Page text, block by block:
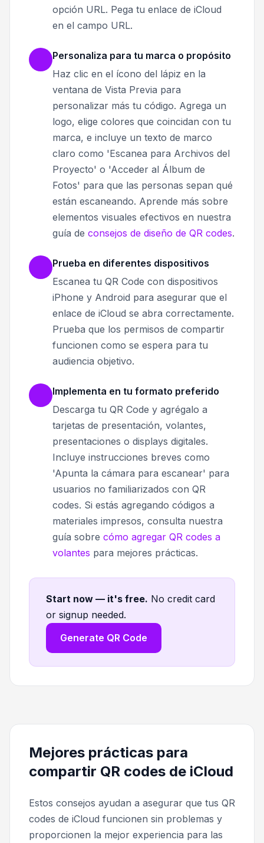
opción URL. Pega tu enlace de iCloud
en el campo URL.
Personaliza para tu marca o propósito
Haz clic en el ícono del lápiz en la
ventana de Vista Previa para
personalizar más tu código. Agrega un
logo, elige colores que coincidan con tu
marca, e incluye un texto de marco
claro como 'Escanea para Archivos del
Proyecto' o 'Acceder al Álbum de
Fotos' para que las personas sepan qué
están escaneando. Aprende más sobre
elementos visuales efectivos en nuestra
guía de consejos de diseño de QR codes.
Prueba en diferentes dispositivos
Escanea tu QR Code con dispositivos
iPhone y Android para asegurar que el
enlace de iCloud se abra correctamente.
Prueba que los permisos de compartir
funcionen como se espera para tu
audiencia objetivo.
Implementa en tu formato preferido
Descarga tu QR Code y agrégalo a
tarjetas de presentación, volantes,
presentaciones o displays digitales.
Incluye instrucciones breves como
'Apunta la cámara para escanear' para
usuarios no familiarizados con QR
codes. Si estás agregando códigos a
materiales impresos, consulta nuestra
guía sobre cómo agregar QR codes a
volantes para mejores prácticas.
Start now — it's free. No credit card
or signup needed.
Generate QR Code
Mejores prácticas para
compartir QR codes de iCloud
Estos consejos ayudan a asegurar que tus QR
codes de iCloud funcionen sin problemas y
proporcionen la mejor experiencia para las